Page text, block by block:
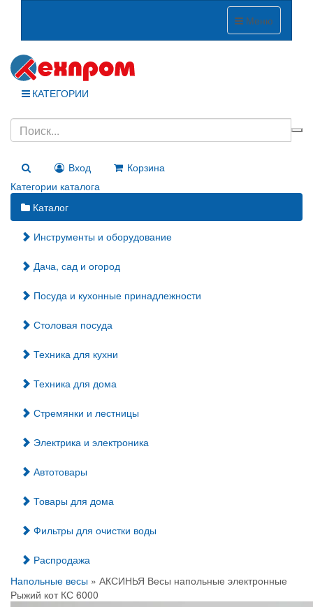
Меню
КАТЕГОРИИ
Вход
Корзина
Категории каталога
Каталог
Инструменты и оборудование
Дача, сад и огород
Посуда и кухонные принадлежности
Столовая посуда
Техника для кухни
Техника для дома
Стремянки и лестницы
Электрика и электроника
Автотовары
Товары для дома
Фильтры для очистки воды
Распродажа
Напольные весы » АКСИНЬЯ Весы напольные электронные
Рыжий кот КС 6000